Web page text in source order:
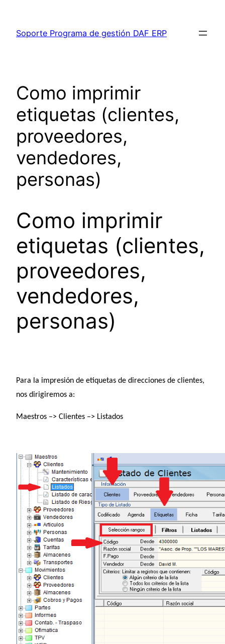
contenido
Soporte Programa de gestión DAF ERP
Como imprimir
etiquetas (clientes,
proveedores,
vendedores,
personas)
Como imprimir
etiquetas (clientes,
proveedores,
vendedores,
personas)
Para la impresión de etiquetas de direcciones de clientes,
nos dirigiremos a:
Maestros –> Clientes –> Listados